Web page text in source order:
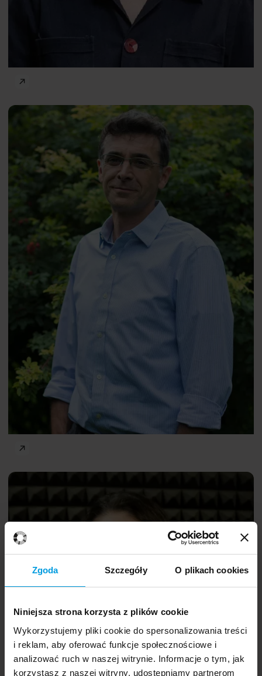
Zgoda Szczegóły O plikach cookies
Niniejsza strona korzysta z plików cookie
Wykorzystujemy pliki cookie do spersonalizowania treści
i reklam, aby oferować funkcje społecznościowe i
analizować ruch w naszej witrynie. Informacje o tym, jak
korzystasz z naszej witryny, udostępniamy partnerom
Professor
Humans in the City
Mathew
PhD
Mathew White
Humans in the City
Rengin